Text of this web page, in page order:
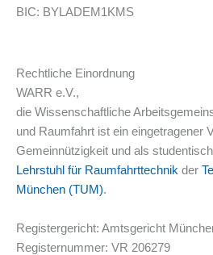
BIC: BYLADEM1KMS
Rechtliche Einordnung
WARR e.V.,
die Wissenschaftliche
und Raumfahrt ist ein eingetragener
Gemeinnützigkeit und als
Lehrstuhl für Raumfahrttechnik der
München (TUM).
Registergericht: Amtsgericht
Registernummer: VR 206279